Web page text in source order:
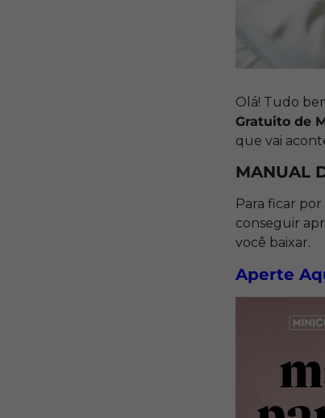
Olá! Tudo
Gratuito de
que vai
MANUAL
Para ficar
conseguir
você baixar.
Aperte